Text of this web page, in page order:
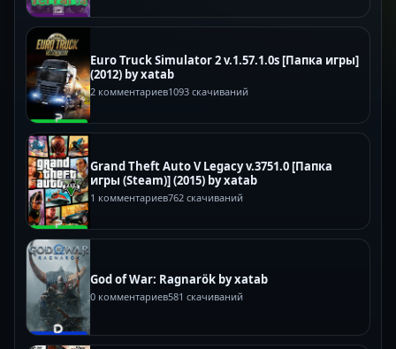
Euro Truck Simulator 2 v.1.57.1.0s [Папка игры]
(2012) by xatab
2 комментариев1093 скачиваний
Grand Theft Auto V Legacy v.3751.0 [Папка
игры (Steam)] (2015) by xatab
1 комментариев762 скачиваний
God of War: Ragnarök by xatab
0 комментариев581 скачиваний